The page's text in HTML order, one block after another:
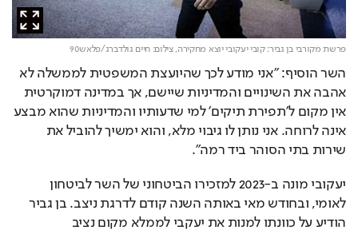
פרשת מקורבי בן גביר: קובי יעקובי יוצא מחקירה,צילום: חיים גולדברג/פלאש90
השר הוסיף: "אני מודע לכך שהיועצת המשפטית לממשלה לא
אהבה את השינויים והמדיניות שיישם, אך במדינה דמוקרטית
אין מקום ל’תפירת תיקים’ למי שדעותיו והמדיניות שהוא מבצע
אינה לרוחה. אני נותן לו גיבוי מלא, והוא ימשיך להוביל את
שירות בתי הסוהר ביד רמה".
יעקובי מונה ב-2023 למזכירו הביטחוני של השר לביטחון
לאומי, ובחודש מאי באותה השנה קודם לדרגת ניצב. בן גביר
הודיע על כוונתו למנות את יעקבי לממלא מקום נציב